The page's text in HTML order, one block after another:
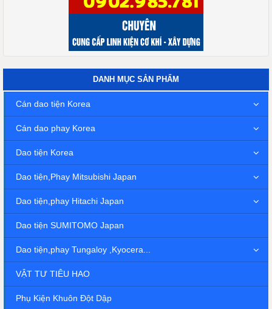
DANH MỤC SẢN PHẨM
Cán dao tiện Korea
Cán dao phay Korea
Dao tiện Korea
Dao tiện,Phay Mitsubishi Japan
Dao tiện,phay Hitachi Japan
Dao tiện SUMITOMO Japan
Dao tiện,phay Tungaloy ,Kyocera...
VẬT TƯ TIÊU HAO
Phụ Kiện Khuôn Đột Dập